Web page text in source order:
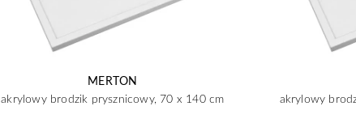
MERTON
akrylowy brodzik prysznicowy, 70 x 140 cm
akrylowy